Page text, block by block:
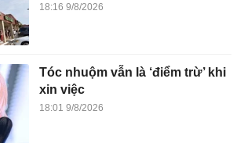
18:16 9/8/2026
Tóc nhuộm vẫn là ‘điểm trừ’ khi
xin việc
18:01 9/8/2026